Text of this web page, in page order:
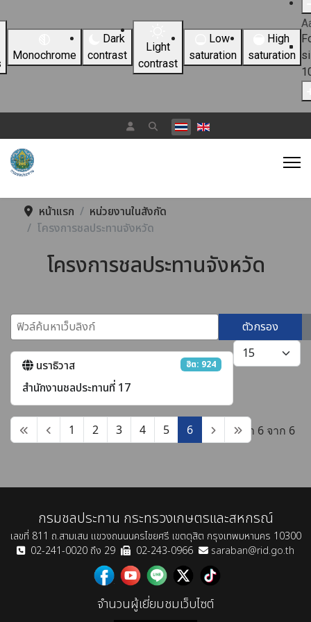
Monochrome
Dark
contrast
Light
contrast
Low
saturation
High
saturation
เลือกภาษาของคุณ
หน้าแรก
หน่วยงานในสังกัด
โครงการชลประทานจังหวัด
โครงการชลประทานจังหวัด
ฟิวล์ค้นหาเว็บลิงก์
ตัวกรอง
แสดง #
นราธิวาส
ฮิต: 924
สำนักงานชลประทานที่ 17
หน้า 6 จาก 6
1 2 3 4 5 6
กรมชลประทาน กระทรวงเกษตรและสหกรณ์
เลขที่ 811 ถ.สามเสน แขวงถนนนครไชยศรี เขตดุสิต กรุงเทพมหานคร 10300
02-241-0020 ถึง 29
02-243-0966 saraban@rid.go.th
จำนวนผู้เยี่ยมชมเว็บไซต์